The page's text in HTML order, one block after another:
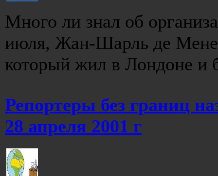
Много ли знал об
июля, Жан-Шарль де
который жил в Лондоне и
Репортеры без границ
28 апреля 2001 г